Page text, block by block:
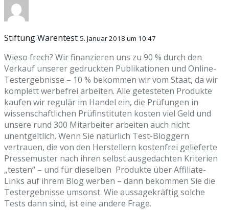
Stiftung Warentest 5. Januar 2018 um 10:47
Wieso frech? Wir finanzieren uns zu 90 % durch den
Verkauf unserer gedruckten Publikationen und Online-
Testergebnisse – 10 % bekommen wir vom Staat, da wir
komplett werbefrei arbeiten. Alle getesteten Produkte
kaufen wir regulär im Handel ein, die Prüfungen in
wissenschaftlichen Prüfinstituten kosten viel Geld und
unsere rund 300 Mitarbeiter arbeiten auch nicht
unentgeltlich. Wenn Sie natürlich Test-Bloggern
vertrauen, die von den Herstellern kostenfrei gelieferte
Pressemuster nach ihren selbst ausgedachten Kriterien
„testen“ – und für dieselben Produkte über Affiliate-
Links auf ihrem Blog werben – dann bekommen Sie die
Testergebnisse umsonst. Wie aussagekräftig solche
Tests dann sind, ist eine andere Frage.